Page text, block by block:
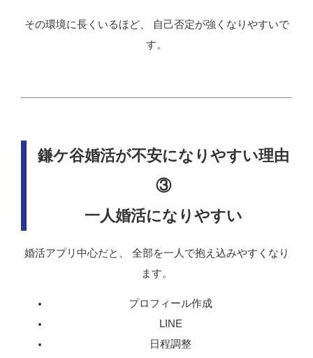
その環境に長くいるほど、 自己否定が強くなりやすいで
す。
鎌ケ谷婚活が不安になりやすい理由
③
一人婚活になりやすい
婚活アプリ中心だと、 全部を一人で抱え込みやすくなり
ます。
プロフィール作成
LINE
日程調整